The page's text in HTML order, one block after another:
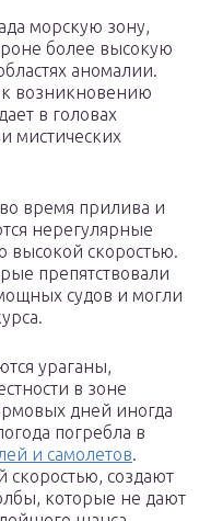
морскую зону,
более высокую
аномалии.
к возникновению
в головах
мистических
время прилива и
нерегулярные
высокой скоростью.
препятствовали
судов и могли
ураганы,
в зоне
дней иногда
погребла в
и самолетов.
создают
которые не дают